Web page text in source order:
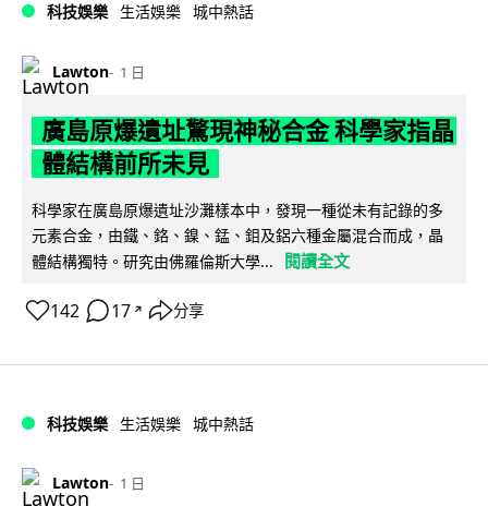
科技娛樂 生活娛樂 城中熱話
Lawton 1 日
廣島原爆遺址驚現神秘合金 科學家指晶
體結構前所未見
科學家在廣島原爆遺址沙灘樣本中，發現一種從未有記錄的多
元素合金，由鐵、鉻、鎳、錳、鉬及鋁六種金屬混合而成，晶
體結構獨特。研究由佛羅倫斯大學...
閱讀全文
142 17 ↗ 分享
科技娛樂 生活娛樂 城中熱話
Lawton 1 日